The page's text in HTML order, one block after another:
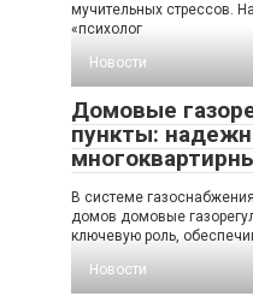
мучительных стрессов.
«психолог
Новости
Домовые
пункты:
В системе
домов домовые
ключевую роль,
Новости